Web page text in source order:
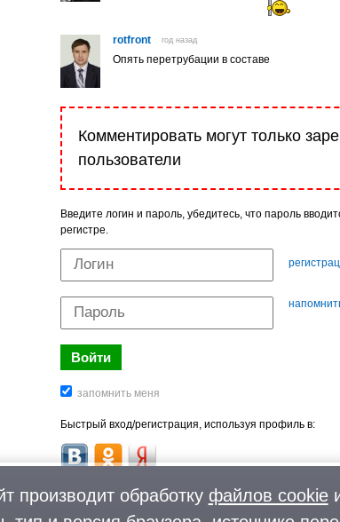
rotfront год назад
Опять перетрубации в составе
Комментировать могут только
пользователи
Введите логин и пароль, убедитесь, что пароль
регистре.
Быстрый вход/регистрация, используя профиль в:
производит обработку файлов cookie